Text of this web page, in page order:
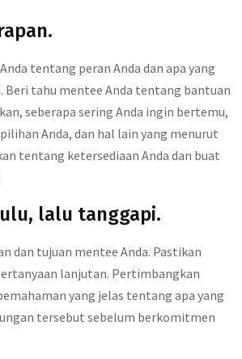
tentang peran Anda dan apa yang
Beri tahu mentee Anda tentang bantuan
seberapa sering Anda ingin bertemu,
Anda, dan hal lain yang menurut
tentang ketersediaan Anda dan buat
lalu tanggapi.
dan tujuan mentee Anda. Pastikan
lanjutan. Pertimbangkan
yang jelas tentang apa yang
tersebut sebelum berkomitmen